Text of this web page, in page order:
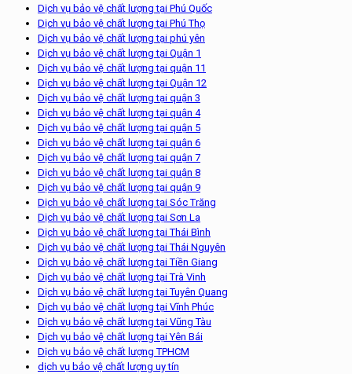
Dịch vụ bảo vệ chất lượng tại Phú Quốc
Dịch vụ bảo vệ chất lượng tại Phú Thọ
Dịch vụ bảo vệ chất lượng tại phú yên
Dịch vụ bảo vệ chất lượng tại Quận 1
Dịch vụ bảo vệ chất lượng tại quận 11
Dịch vụ bảo vệ chất lượng tại Quận 12
Dịch vụ bảo vệ chất lượng tại quận 3
Dịch vụ bảo vệ chất lượng tại quận 4
Dịch vụ bảo vệ chất lượng tại quận 5
Dịch vụ bảo vệ chất lượng tại quận 6
Dịch vụ bảo vệ chất lượng tại quận 7
Dịch vụ bảo vệ chất lượng tại quận 8
Dịch vụ bảo vệ chất lượng tại quận 9
Dịch vụ bảo vệ chất lượng tại Sóc Trăng
Dịch vụ bảo vệ chất lượng tại Sơn La
Dịch vụ bảo vệ chất lượng tại Thái Bình
Dịch vụ bảo vệ chất lượng tại Thái Nguyên
Dịch vụ bảo vệ chất lượng tại Tiền Giang
Dịch vụ bảo vệ chất lượng tại Trà Vinh
Dịch vụ bảo vệ chất lượng tại Tuyên Quang
Dịch vụ bảo vệ chất lượng tại Vĩnh Phúc
Dịch vụ bảo vệ chất lượng tại Vũng Tàu
Dịch vụ bảo vệ chất lượng tại Yên Bái
Dịch vụ bảo vệ chất lượng TPHCM
dịch vụ bảo vệ chất lượng uy tín